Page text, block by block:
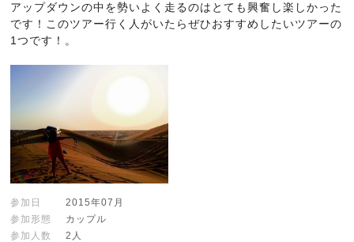
アップダウンの中を勢いよく走るのはとても興奮し楽しかった
です！このツアー行く人がいたらぜひおすすめしたいツアーの
1つです！。
参加日
2015年07月
参加形態
カップル
参加人数
2人